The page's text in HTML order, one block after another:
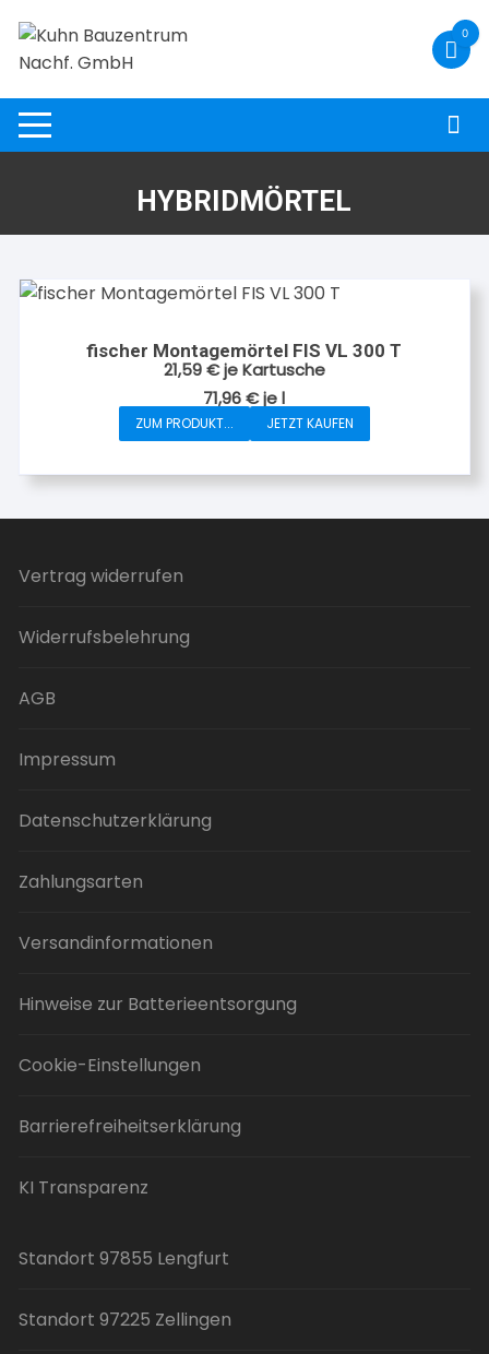
Inhalt
springen
0
HYBRIDMÖRTEL
fischer Montagemörtel FIS VL 300 T
21,59€je Kartusche
71,96€jel
ZUM PRODUKT... JETZT KAUFEN
Vertrag widerrufen
Widerrufsbelehrung
AGB
Impressum
Datenschutzerklärung
Zahlungsarten
Versandinformationen
Hinweise zur Batterieentsorgung
Cookie-Einstellungen
Barrierefreiheitserklärung
KI Transparenz
Standort 97855 Lengfurt
Standort 97225 Zellingen